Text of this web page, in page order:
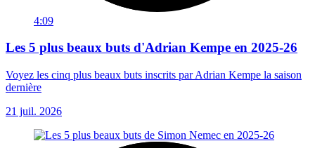
4:09
Les 5 plus beaux buts d'Adrian Kempe en 2025-26
Voyez les cinq plus beaux buts inscrits par Adrian Kempe la saison
dernière
21 juil. 2026